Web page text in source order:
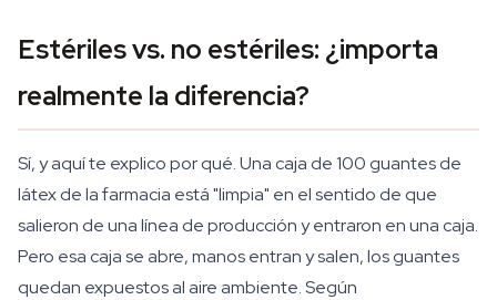
Estériles vs. no estériles: ¿importa
realmente la diferencia?
Sí, y aquí te explico por qué. Una caja de 100 guantes de
látex de la farmacia está "limpia" en el sentido de que
salieron de una línea de producción y entraron en una caja.
Pero esa caja se abre, manos entran y salen, los guantes
quedan expuestos al aire ambiente. Según